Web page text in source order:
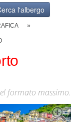
l'albergo
formato massimo.